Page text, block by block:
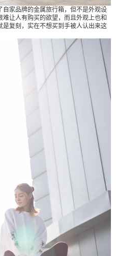
家品牌的金属旅行箱，但不是外观设
让人有购买的欲望，而且外观上也和
是复刻，实在不想买到手被人认出来这
箱的上市，让很多徘徊
旅行箱做成了大家喜欢
十分的简约漂亮，并且B
觉就告诉我这个箱子值
几乎所有的机场都对行
议来说，如果你长期需
属箱还是不要选择，无
属箱都无法逃脱机场的
的小米旅行箱吧。 话又
前只有20英寸可供选
20英寸的旅行箱是不需
使用。小米金属登机箱1
，从细节来看无论是铆
的紧密，做工水平一
架方面，采用强度更高
包有橡胶密封条，密封性
侵蚀。 多档位可调节的
用，整体感比较强，，
很多，这也是为什么众
几百元的售价对比国外